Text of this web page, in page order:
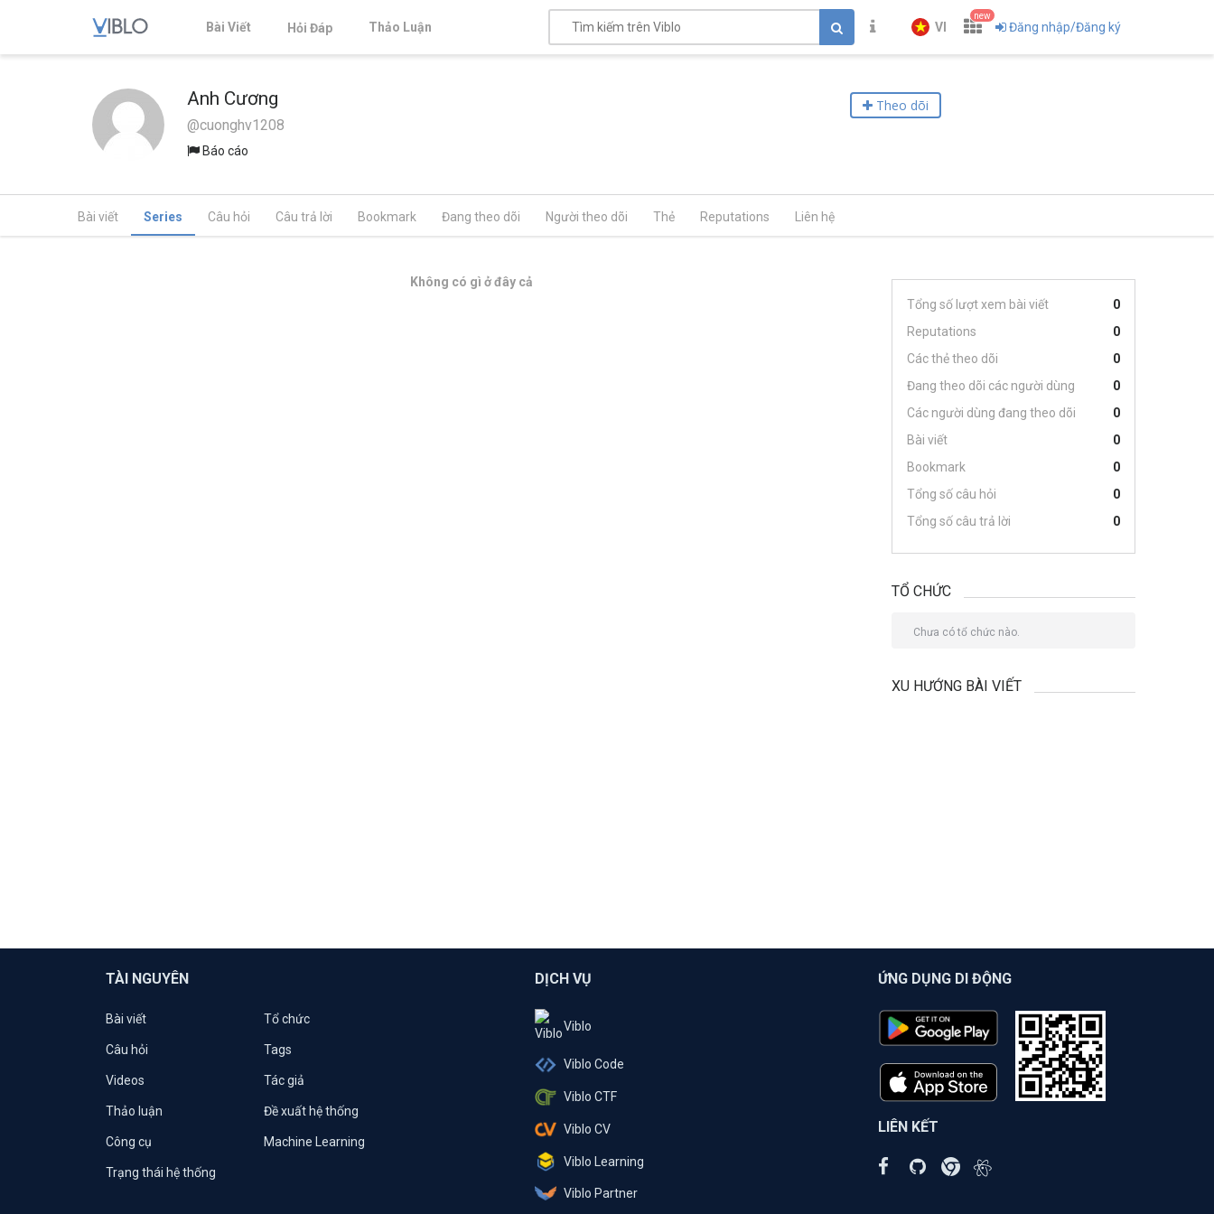
Bài Viết Hỏi Đáp Thảo Luận VI
new
Đăng nhập/Đăng ký
Anh Cương
@cuonghv1208
Báo cáo
Theo dõi
Bài viết Series Câu hỏi Câu trả lời Bookmark Đang theo dõi Người theo dõi Thẻ Reputations Liên hệ
Không có gì ở đây cả
Tổng số lượt xem bài viết
0
Reputations
0
Các thẻ theo dõi
0
Đang theo dõi các người dùng
0
Các người dùng đang theo dõi
0
Bài viết
0
Bookmark
0
Tổng số câu hỏi
0
Tổng số câu trả lời
0
TỔ CHỨC
Chưa có tổ chức nào.
XU HƯỚNG BÀI VIẾT
TÀI NGUYÊN
Bài viết Tổ chức
Câu hỏi Tags
Videos Tác giả
Thảo luận Đề xuất hệ thống
Công cụ Machine Learning
Trạng thái hệ thống
DỊCH VỤ
Viblo
Viblo Code
Viblo CTF
Viblo CV
Viblo Learning
Viblo Partner
ỨNG DỤNG DI ĐỘNG
LIÊN KẾT